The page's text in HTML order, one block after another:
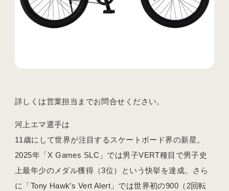
詳しくは営業担当までお問合せください。
河上エマ選手は
11歳にして世界が注目するスケートボード界の新星。
2025年「X Games SLC」では男子VERT種目で男子史
上最年少のメダル獲得（3位）という快挙を達成。さら
に「Tony Hawk’s Vert Alert」では世界初の900（2回転